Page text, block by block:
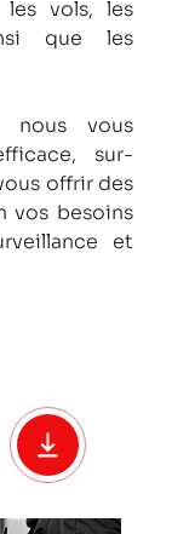
vols, les
que les
nous vous
sur-
offrir des
vos besoins
et